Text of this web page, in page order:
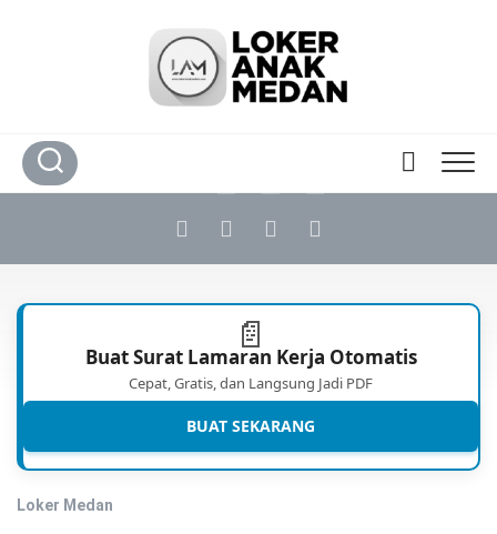
📄
Buat Surat Lamaran Kerja Otomatis
Cepat, Gratis, dan Langsung Jadi PDF
BUAT SEKARANG
Loker Medan